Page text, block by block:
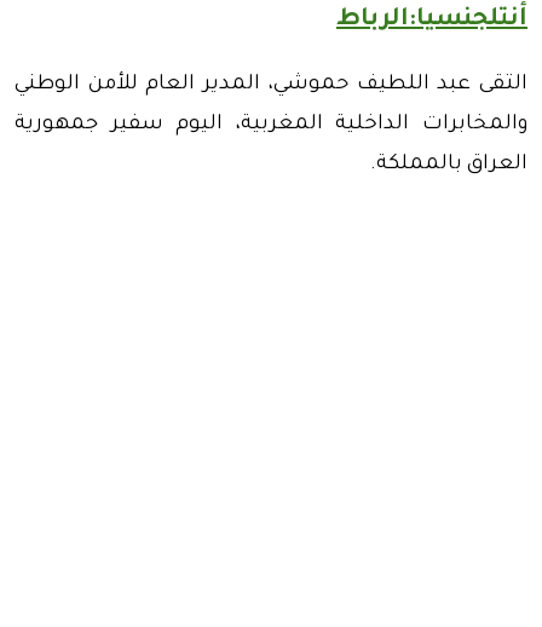
أنتلجنسيا:الرباط
التقى عبد اللطيف حموشي، المدير العام للأمن الوطني
والمخابرات الداخلية المغربية، اليوم سفير جمهورية
العراق بالمملكة.